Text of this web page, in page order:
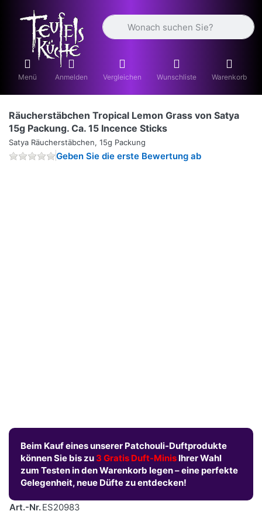
Geben Sie einen Suchbegriff ein.
Menü Anmelden Vergleichen Wunschliste Warenkorb
Räucherstäbchen Tropical Lemon Grass von Satya
15g Packung. Ca. 15 Incence Sticks
Satya Räucherstäbchen, 15g Packung
Geben Sie die erste Bewertung ab
Beim Kauf eines unserer Patchouli-Duftprodukte
können Sie bis zu 3 Gratis Duft-Minis Ihrer Wahl
zum Testen in den Warenkorb legen – eine perfekte
Gelegenheit, neue Düfte zu entdecken!
Art.-Nr.ES20983